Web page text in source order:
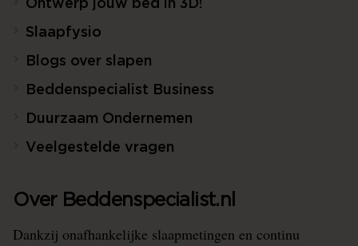
Ontwerp jouw bed in 3D!
Slaapfysio
Blogs over slapen
Beddenspecialist Business
Duurzaam Ondernemen
Veelgestelde vragen
Over Beddenspecialist.nl
Dankzij onafhankelijke slaapmetingen en continu